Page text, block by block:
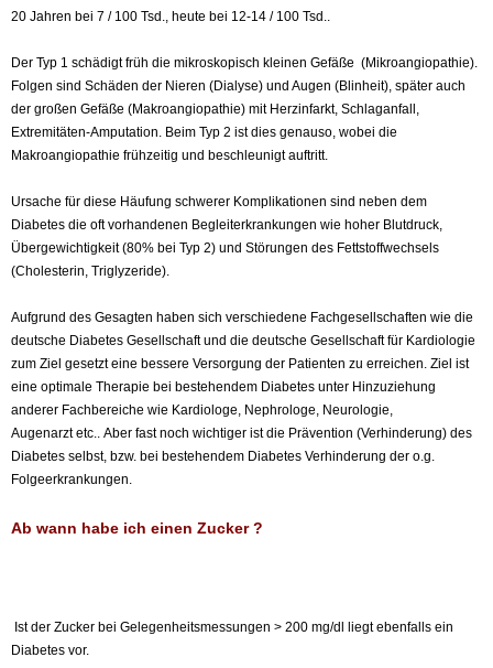
20 Jahren bei 7 / 100 Tsd., heute bei 12-14 / 100 Tsd..
Der Typ 1 schädigt früh die mikroskopisch kleinen Gefäße (Mikroangiopathie).
Folgen sind Schäden der Nieren (Dialyse) und Augen (Blinheit), später auch
der großen Gefäße (Makroangiopathie) mit Herzinfarkt, Schlaganfall,
Extremitäten-Amputation. Beim Typ 2 ist dies genauso, wobei die
Makroangiopathie frühzeitig und beschleunigt auftritt.
Ursache für diese Häufung schwerer Komplikationen sind neben dem
Diabetes die oft vorhandenen Begleiterkrankungen wie hoher Blutdruck,
Übergewichtigkeit (80% bei Typ 2) und Störungen des Fettstoffwechsels
(Cholesterin, Triglyzeride).
Aufgrund des Gesagten haben sich verschiedene Fachgesellschaften wie die
deutsche Diabetes Gesellschaft und die deutsche Gesellschaft für Kardiologie
zum Ziel gesetzt eine bessere Versorgung der Patienten zu erreichen. Ziel ist
eine optimale Therapie bei bestehendem Diabetes unter Hinzuziehung
anderer Fachbereiche wie Kardiologe, Nephrologe, Neurologie,
Augenarzt etc.. Aber fast noch wichtiger ist die Prävention (Verhinderung) des
Diabetes selbst, bzw. bei bestehendem Diabetes Verhinderung der o.g.
Folgeerkrankungen.
Ab wann habe ich einen Zucker ?
Ist der Zucker bei Gelegenheitsmessungen > 200 mg/dl liegt ebenfalls ein
Diabetes vor.